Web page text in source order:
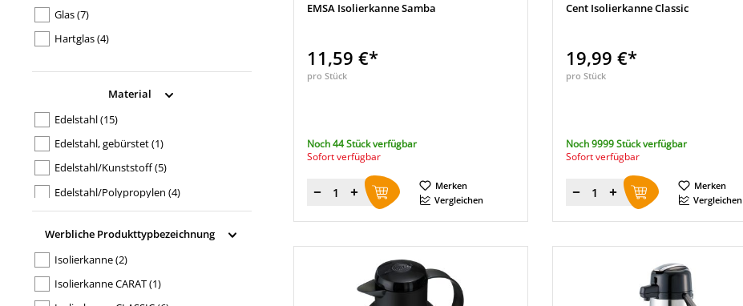
Glas(7)
Hartglas(4)
Material
Edelstahl(15)
Edelstahl, gebürstet(1)
Edelstahl/Kunststoff(5)
Edelstahl/Polypropylen (4)
Kunststoff(7)
Kunststoff, 98 % recycelt(1)
Polypropylen(4)
Polystyrol(2)
Werbliche Produkttypbezeichnung
Isolierkanne(2)
Isolierkanne CARAT(1)
EMSA Isolierkanne Samba
11,59 €*
pro Stück
Noch 44 Stück verfügbar
Sofort verfügbar
Menge
Merken
Vergleichen
Cent Isolierkanne Classic
19,99 €*
pro Stück
Noch 9999 Stück verfügbar
Sofort verfügbar
Menge
Merken
Vergleichen